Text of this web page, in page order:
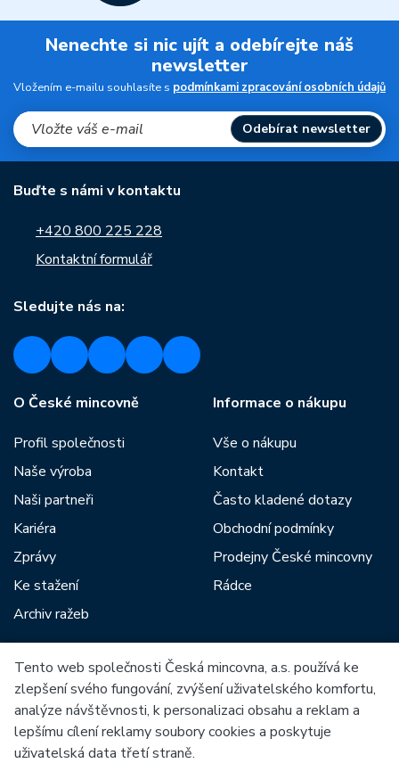
Nenechte si nic ujít a odebírejte náš
newsletter
Vložením e-mailu souhlasíte s podmínkami zpracování osobních údajů
Odebírat newsletter
Buďte s námi v kontaktu
+420 800 225 228
Kontaktní formulář
Sledujte nás na:
O České mincovně
Profil společnosti
Naše výroba
Naši partneři
Kariéra
Zprávy
Ke stažení
Archiv ražeb
Informace o nákupu
Vše o nákupu
Kontakt
Často kladené dotazy
Obchodní podmínky
Prodejny České mincovny
Rádce
Mezi naše partnery patří:
Tento web společnosti Česká mincovna, a.s. používá ke
zlepšení svého fungování, zvýšení uživatelského komfortu,
analýze návštěvnosti, k personalizaci obsahu a reklam a
lepšímu cílení reklamy soubory cookies a poskytuje
uživatelská data třetí straně.